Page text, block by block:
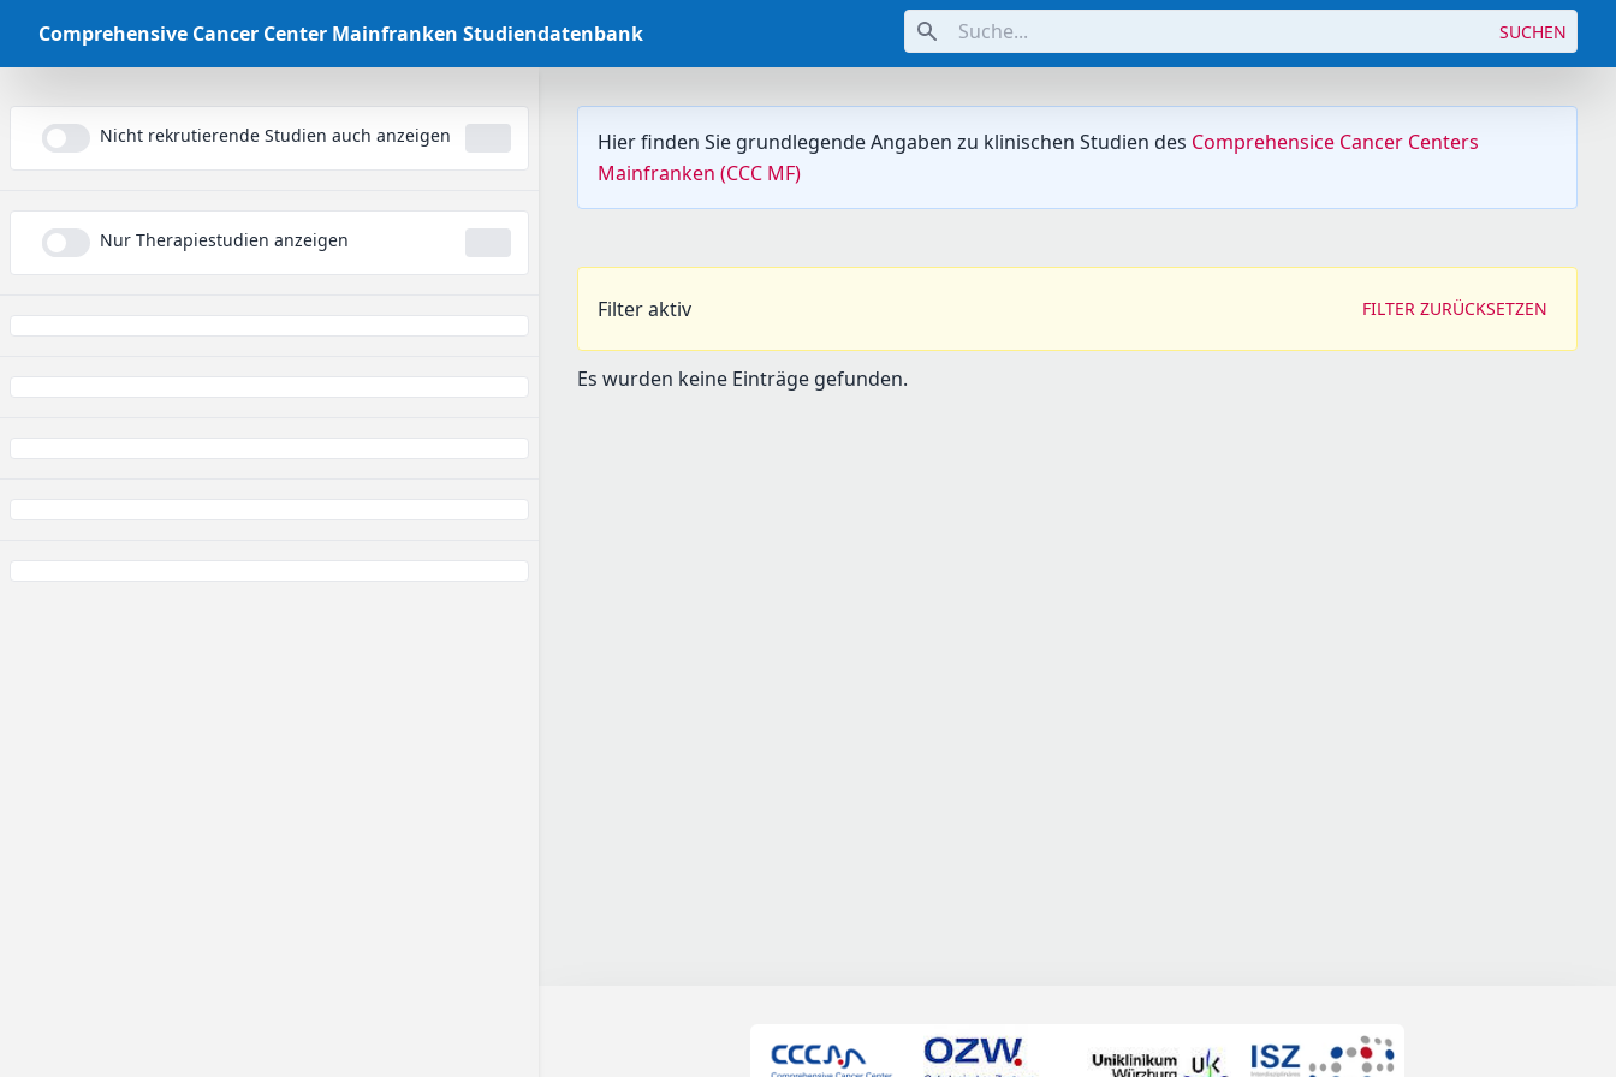
Comprehensive Cancer Center Mainfranken Studiendatenbank
Nicht rekrutierende Studien auch anzeigen
Nur Therapiestudien anzeigen
Hier finden Sie grundlegende Angaben zu klinischen Studien des Comprehensice Cancer Centers
Mainfranken (CCC MF)
Suche... SUCHEN
Filter aktiv FILTER ZURÜCKSETZEN
Es wurden keine Einträge gefunden.